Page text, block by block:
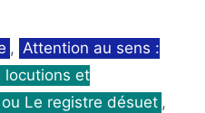
, Attention au sens :
locutions et
Le registre désuet ,